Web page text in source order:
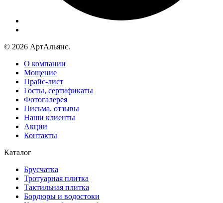
© 2026 АртАльянс.
О компании
Мощение
Прайс-лист
Госты, сертификаты
Фотогалерея
Письма, отзывы
Наши клиенты
Акции
Контакты
Каталог
Брусчатка
Тротуарная плитка
Тактильная плитка
Бордюры и водостоки